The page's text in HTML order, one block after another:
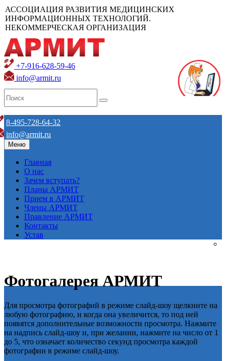
АССОЦИАЦИЯ РАЗВИТИЯ МЕДИЦИНСКИХ
ИНФОРМАЦИОННЫХ ТЕХНОЛОГИЙ.
НЕКОММЕРЧЕСКАЯ ОРГАНИЗАЦИЯ
+7-916-628-59-46
info@armit.ru
8-495-728-64-32
info@armit.ru
Меню
Главная
О нас
Зачем вступать?
Планы АРМИТ
Прием в АРМИТ
Члены АРМИТ
Правление АРМИТ
Контакты
Устав
Фотогалерея АРМИТ
Для просмотра фотографий в режиме слайд-шоу щелкните на
любую фотографию, и когда она увеличится, то под ней
появятся дополнительные возможности просмотра. Нажмите
на надпись слайд-шоу и, при желании, нажмите на число от 1
до 5, что означает количество секунд просмотра каждой
фотографии в режиме слайд-шоу.